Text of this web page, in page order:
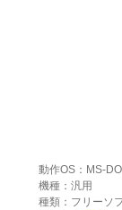
動作OS：MS-
機種：汎用
種類：フリーソ